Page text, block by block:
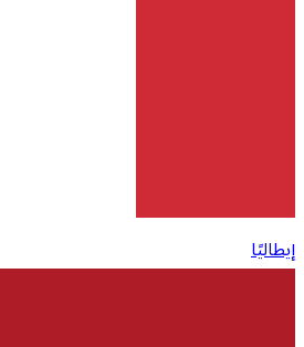
إيطاليًا